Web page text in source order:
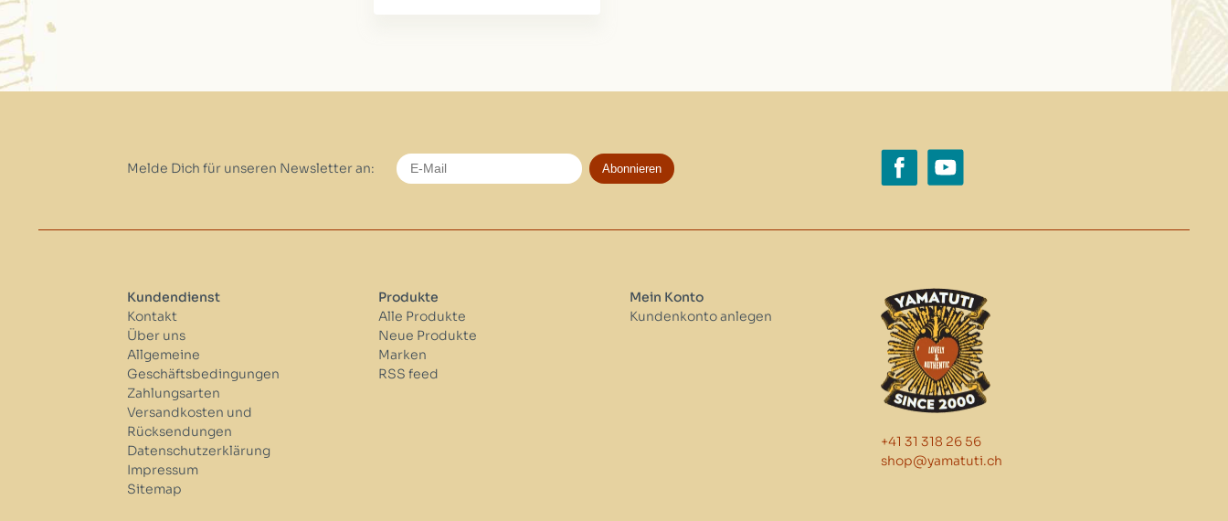
Melde Dich für unseren Newsletter an: Abonnieren
Kundendienst
Kontakt
Über uns
Allgemeine
Geschäftsbedingungen
Zahlungsarten
Versandkosten und
Rücksendungen
Datenschutzerklärung
Impressum
Sitemap
Produkte
Alle Produkte
Neue Produkte
Marken
RSS feed
Mein Konto
Kundenkonto anlegen
+41 31 318 26 56
shop@yamatuti.ch